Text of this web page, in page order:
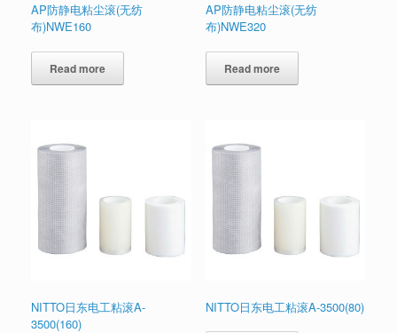
AP防静电粘尘滚(无纺
布)NWE160
Read more
AP防静电粘尘滚(无纺
布)NWE320
Read more
NITTO日东电工粘滚A-
3500(160)
NITTO日东电工粘滚A-3500(80)